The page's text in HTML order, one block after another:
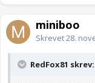
miniboo
Skrevet28.
RedFox81 skrev: